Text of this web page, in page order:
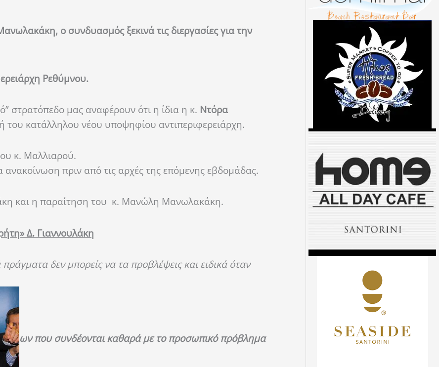
ο συνδυασμός ξεκινά τις διεργασίες για την
Ρεθύμνου.
στρατόπεδο μας αναφέρουν ότι η ίδια η κ. Ντόρα
του κατάλληλου νέου υποψηφίου αντιπεριφερειάρχη.
κ. Μαλλιαρού.
ανακοίνωση πριν από τις αρχές της επόμενης εβδομάδας.
και η παραίτηση του κ. Μανώλη Μανωλακάκη.
Δ. Γιαννουλάκη
δεν μπορείς να τα προβλέψεις και ειδικά όταν
ων που συνδέονται καθαρά με το προσωπικό πρόβλημα